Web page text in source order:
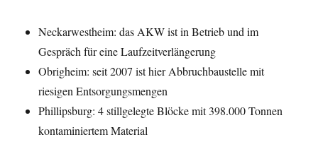
Neckarwestheim: das AKW ist in Betrieb und im
Gespräch für eine Laufzeitverlängerung
Obrigheim: seit 2007 ist hier Abbruchbaustelle mit
riesigen Entsorgungsmengen
Phillipsburg: 4 stillgelegte Blöcke mit 398.000 Tonnen
kontaminiertem Material